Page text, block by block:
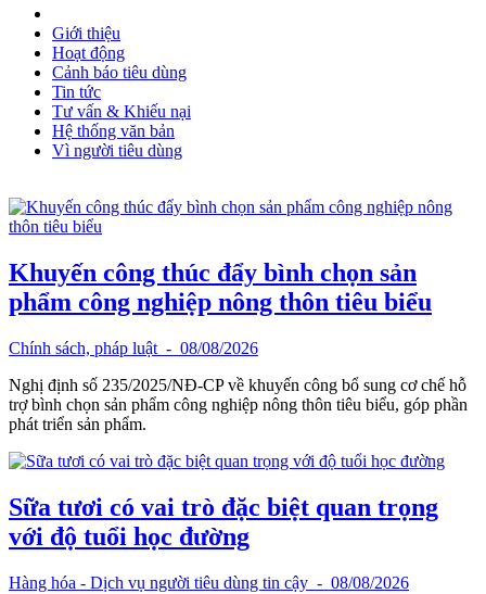
Giới thiệu
Hoạt động
Cảnh báo tiêu dùng
Tin tức
Tư vấn & Khiếu nại
Hệ thống văn bản
Vì người tiêu dùng
Khuyến công thúc đẩy bình chọn sản
phẩm công nghiệp nông thôn tiêu biểu
Chính sách, pháp luật - 08/08/2026
Nghị định số 235/2025/NĐ-CP về khuyến công bổ sung cơ chế hỗ
trợ bình chọn sản phẩm công nghiệp nông thôn tiêu biểu, góp phần
phát triển sản phẩm.
Sữa tươi có vai trò đặc biệt quan trọng
với độ tuổi học đường
Hàng hóa - Dịch vụ người tiêu dùng tin cậy - 08/08/2026